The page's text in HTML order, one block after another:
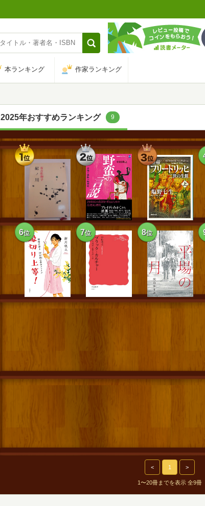
本ランキング 作家ランキング
2025年おすすめランキング 9
2位 3位
6位 7位 8位
< 1 >
1〜20冊までを表示 全9冊